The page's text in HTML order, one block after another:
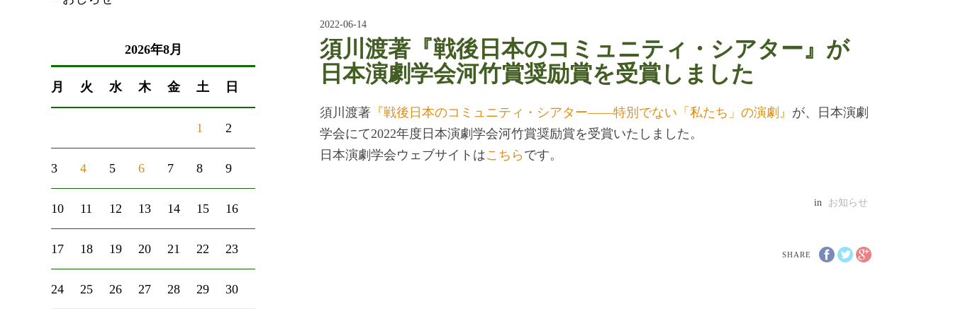
2022-06-14
須川渡著『戦後日本のコミュニティ・シアター』が
日本演劇学会河竹賞奨励賞を受賞しました
須川渡著 『戦後日本のコミュニティ・シアター――特別でない「私たち」の演劇』 が、日本演劇
学会にて2022年度日本演劇学会河竹賞奨励賞を受賞いたしました。
日本演劇学会ウェブサイトはこちら です。
in お知らせ
SHARE
2026年8月
月 火 水 木 金 土 日
1 2
3 4 5 6 7 8 9
10 11 12 13 14 15 16
17 18 19 20 21 22 23
24 25 26 27 28 29 30